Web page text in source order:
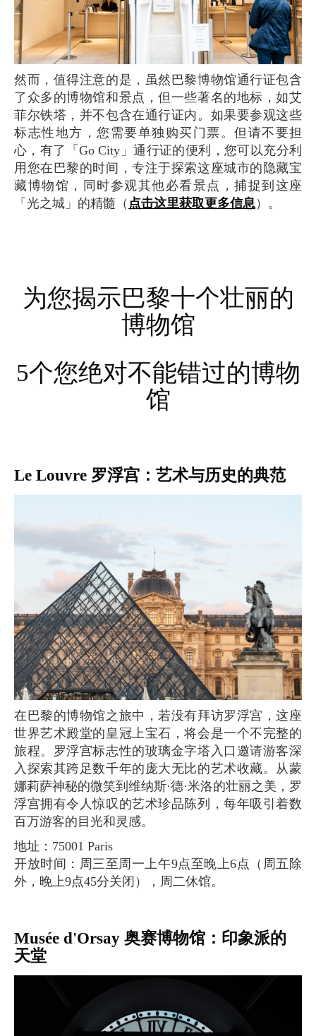
然而，值得注意的是，虽然巴黎博物馆通行证包含
了众多的博物馆和景点，但一些著名的地标，如艾
菲尔铁塔，并不包含在通行证内。如果要参观这些
标志性地方，您需要单独购买门票。但请不要担
心，有了「Go City」通行证的便利，您可以充分利
用您在巴黎的时间，专注于探索这座城市的隐藏宝
藏博物馆，同时参观其他必看景点，捕捉到这座
「光之城」的精髓（ 点击这里获取更多信息 ）。
为您揭示巴黎十个壮丽的
博物馆
5个您绝对不能错过的博物
馆
Le Louvre 罗浮宫：艺术与历史的典范
在巴黎的博物馆之旅中，若没有拜访罗浮宫，这座
世界艺术殿堂的皇冠上宝石，将会是一个不完整的
旅程。罗浮宫标志性的玻璃金字塔入口邀请游客深
入探索其跨足数千年的庞大无比的艺术收藏。从蒙
娜莉萨神秘的微笑到维纳斯·德·米洛的壮丽之美，罗
浮宫拥有令人惊叹的艺术珍品陈列，每年吸引着数
百万游客的目光和灵感。
地址：75001 Paris
开放时间：周三至周一上午9点至晚上6点（周五除
外，晚上9点45分关闭），周二休馆。
Musée d'Orsay 奥赛博物馆：印象派的
天堂